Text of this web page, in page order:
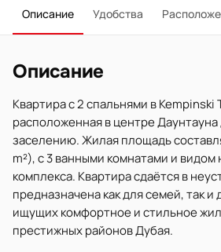
Описание Удобства
Описание
Квартира с 2 спальнями в Kempinski
расположенная в центре Даунтауна
заселению. Жилая площадь
m²), с 3 ванными комнатами и
комплекса. Квартира сдаётся в
предназначена как для семей, так
ищущих комфортное и стильное
престижных районов Дубая.